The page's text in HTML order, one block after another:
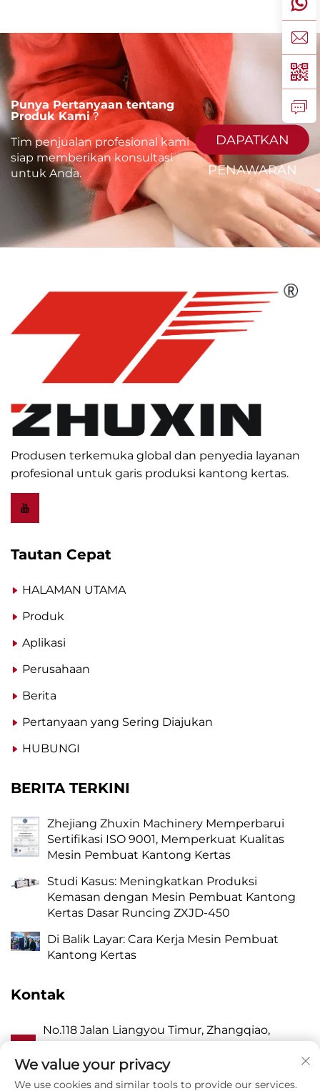
Punya Pertanyaan tentang
Produk Kami？
Tim penjualan profesional kami
siap memberikan konsultasi
untuk Anda.
DAPATKAN
PENAWARAN
Produsen terkemuka global dan penyedia layanan
profesional untuk garis produksi kantong kertas.
Tautan Cepat
HALAMAN UTAMA
Produk
Aplikasi
Perusahaan
Berita
Pertanyaan yang Sering Diajukan
HUBUNGI
BERITA TERKINI
Zhejiang Zhuxin Machinery Memperbarui
Sertifikasi ISO 9001, Memperkuat Kualitas
Mesin Pembuat Kantong Kertas
Studi Kasus: Meningkatkan Produksi
Kemasan dengan Mesin Pembuat Kantong
Kertas Dasar Runcing ZXJD-450
Di Balik Layar: Cara Kerja Mesin Pembuat
Kantong Kertas
Kontak
A
No.118 Jalan Liangyou Timur, Zhangqiao,
Kecamatan Wanquan, Pingyang, Kota
Wenzhou, Zhejiang P.R. China 325409
We value your privacy
We use cookies and similar tools to provide our services.